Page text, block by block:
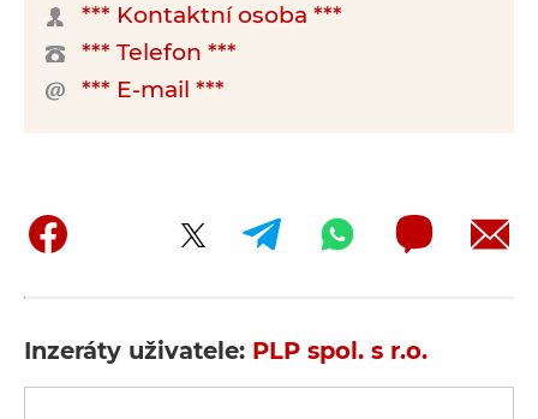
*** Kontaktní osoba ***
*** Telefon ***
*** E-mail ***
Inzeráty uživatele: PLP spol. s r.o.